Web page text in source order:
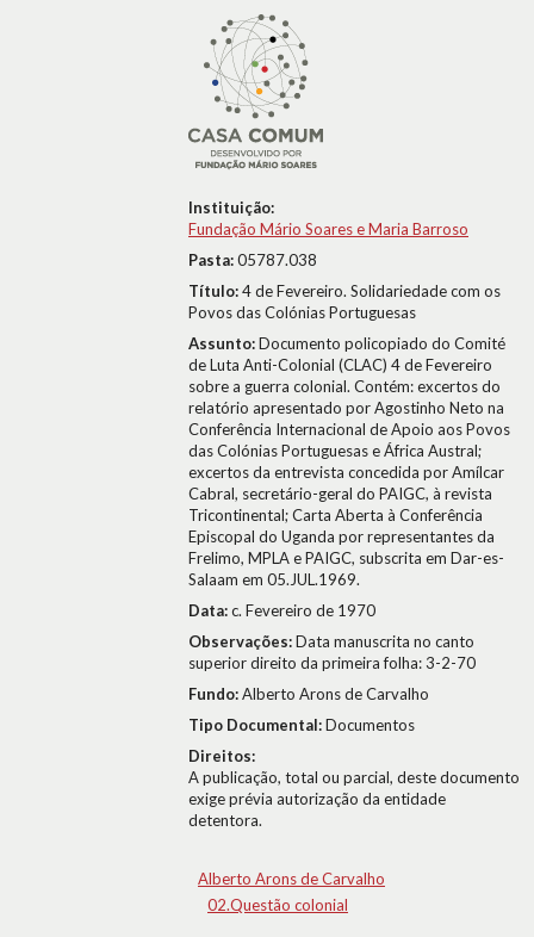
Instituição:
Fundação Mário Soares e Maria Barroso
Pasta:05787.038
Título:4 de Fevereiro. Solidariedade com os
Povos das Colónias Portuguesas
Assunto:Documento policopiado do Comité
de Luta Anti-Colonial (CLAC) 4 de Fevereiro
sobre a guerra colonial. Contém: excertos do
relatório apresentado por Agostinho Neto na
Conferência Internacional de Apoio aos Povos
das Colónias Portuguesas e África Austral;
excertos da entrevista concedida por Amílcar
Cabral, secretário-geral do PAIGC, à revista
Tricontinental; Carta Aberta à Conferência
Episcopal do Uganda por representantes da
Frelimo, MPLA e PAIGC, subscrita em Dar-es-
Salaam em 05.JUL.1969.
Data:c. Fevereiro de 1970
Observações:Data manuscrita no canto
superior direito da primeira folha: 3-2-70
Fundo:Alberto Arons de Carvalho
Tipo Documental:Documentos
Direitos:
A publicação, total ou parcial, deste documento
exige prévia autorização da entidade
detentora.
Alberto Arons de Carvalho
02.Questão colonial